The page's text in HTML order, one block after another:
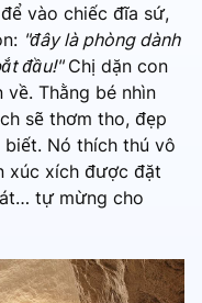
vào chiếc đĩa sứ,
"đây là phòng dành
đầu!"Chị dặn con
Thằng bé nhìn
sẽ thơm tho, đẹp
Nó thích thú vô
xúc xích được đặt
tự mừng cho